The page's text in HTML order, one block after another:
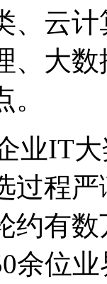
、云
、大
业IT
过程
约有
余位